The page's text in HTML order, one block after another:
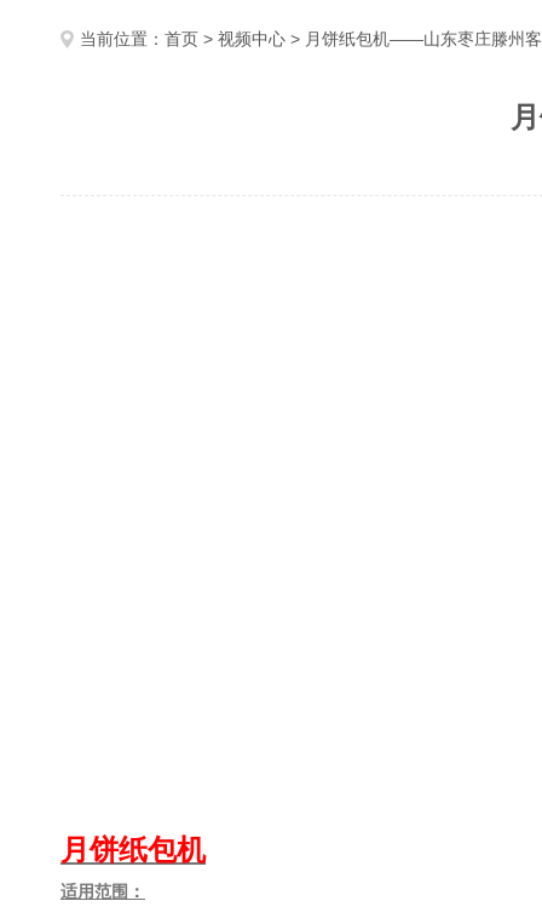
当前位置： 首页 > 视频中心 > 月饼纸包机——山东枣庄滕州
月饼纸包机
适用范围 ：